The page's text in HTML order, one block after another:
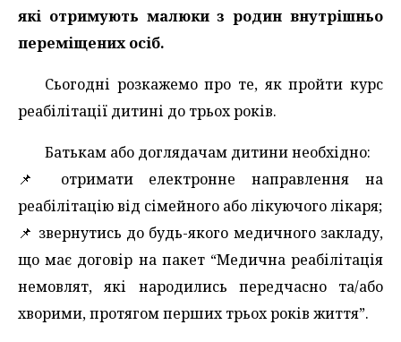
які отримують малюки з родин внутрішньо
переміщених осіб.
Сьогодні розкажемо про те, як пройти курс
реабілітації дитині до трьох років.
Батькам або доглядачам дитини необхідно:
📌 отримати електронне направлення на
реабілітацію від сімейного або лікуючого лікаря;
📌 звернутись до будь-якого медичного закладу,
що має договір на пакет “Медична реабілітація
немовлят, які народились передчасно та/або
хворими, протягом перших трьох років життя”.